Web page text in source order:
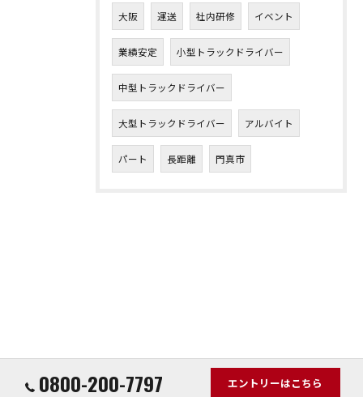
大阪 運送 社内研修 イベント
業績安定 小型トラックドライバー
中型トラックドライバー
大型トラックドライバー アルバイト
パート 長距離 門真市
0800-200-7797 エントリーはこちら